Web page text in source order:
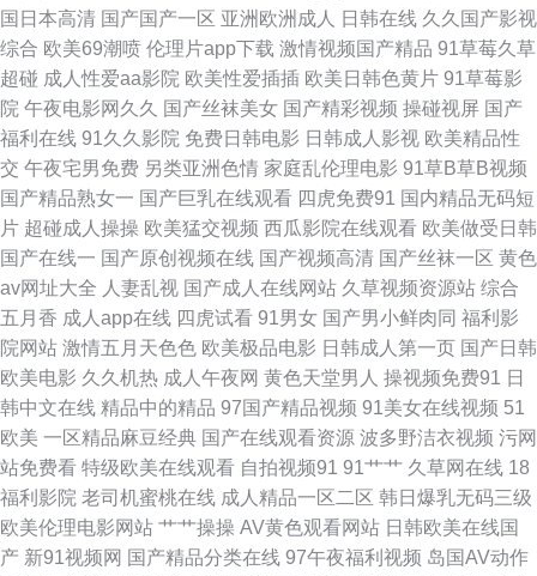
码福利视频 韩国美女AV导航 色偷拍网 中日韩欧成人网址 变态91 韩国电影
色色 伊人综合影院AV 丁香五月综合网 蜜臀网站91cb 丝袜91Porn 51福利社
在线 日本欧美另类 91精品网站免费 超碰97最新 韩国电影片 微拍福利91 超
碰搁操逼 女优天堂 日韩欧美精品撸 香蕉视屏 海角AV AV瑟瑟瑟 另类网站 日
韩精品免费 亚洲涩涩免费 www性另类 日韩肏屄av 99热深夜操逼网 国产肏
屄片 欧洲极品另类 性爱探花 韩国午夜AV 日本熟女另类 91网站入口桃色 国
产日韩欧美足交 日本不卡线在免费 a片三级片 久草资源在线视频 日本日逼
亚洲3级电影网 日本电影色色 91大神网站 韩国AV无码 欧美变态性交 午夜18
福利 久草福利在线新 亚州撸撸成人网站 91在线超 欧美精品性交 影视先锋色
国日本高清 国产国产一区 亚洲欧洲成人 日韩在线 久久国产影视
综合 欧美69潮喷 伦理片app下载 激情视频国产精品 91草莓久草
超碰 成人性爱aa影院 欧美性爱插插 欧美日韩色黄片 91草莓影
院 午夜电影网久久 国产丝袜美女 国产精彩视频 操碰视屏 国产
福利在线 91久久影院 免费日韩电影 日韩成人影视 欧美精品性
交 午夜宅男免费 另类亚洲色情 家庭乱伦理电影 91草B草B视频
国产精品熟女一 国产巨乳在线观看 四虎免费91 国内精品无码短
片 超碰成人操操 欧美猛交视频 西瓜影院在线观看 欧美做受日韩
国产在线一 国产原创视频在线 国产视频高清 国产丝袜一区 黄色
av网址大全 人妻乱视 国产成人在线网站 久草视频资源站 综合
五月香 成人app在线 四虎试看 91男女 国产男小鲜肉同 福利影
院网站 激情五月天色色 欧美极品电影 日韩成人第一页 国产日韩
欧美电影 久久机热 成人午夜网 黄色天堂男人 操视频免费91 日
韩中文在线 精品中的精品 97国产精品视频 91美女在线视频 51
欧美 一区精品麻豆经典 国产在线观看资源 波多野洁衣视频 污网
站免费看 特级欧美在线观看 自拍视频91 91艹艹 久草网在线 18
福利影院 老司机蜜桃在线 成人精品一区二区 韩日爆乳无码三级
欧美伦理电影网站 艹艹操操 AV黄色观看网站 日韩欧美在线国
产 新91视频网 国产精品分类在线 97午夜福利视频 岛国AV动作